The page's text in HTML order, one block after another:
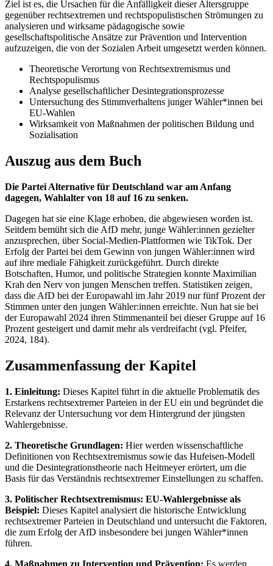
Ziel ist es, die Ursachen für die Anfälligkeit dieser Altersgruppe
gegenüber rechtsextremen und rechtspopulistischen Strömungen zu
analysieren und wirksame pädagogische sowie
gesellschaftspolitische Ansätze zur Prävention und Intervention
aufzuzeigen, die von der Sozialen Arbeit umgesetzt werden können.
Theoretische Verortung von Rechtsextremismus und
Rechtspopulismus
Analyse gesellschaftlicher Desintegrationsprozesse
Untersuchung des Stimmverhaltens junger Wähler*innen bei
EU-Wahlen
Wirksamkeit von Maßnahmen der politischen Bildung und
Sozialisation
Auszug aus dem Buch
Die Partei Alternative für Deutschland war am Anfang
dagegen, Wahlalter von 18 auf 16 zu senken.
Dagegen hat sie eine Klage erhoben, die abgewiesen worden ist.
Seitdem bemüht sich die AfD mehr, junge Wähler:innen gezielter
anzusprechen, über Social-Medien-Plattformen wie TikTok. Der
Erfolg der Partei bei dem Gewinn von jungen Wähler:innen wird
auf ihre mediale Fähigkeit zurückgeführt. Durch direkte
Botschaften, Humor, und politische Strategien konnte Maximilian
Krah den Nerv von jungen Menschen treffen. Statistiken zeigen,
dass die AfD bei der Europawahl im Jahr 2019 nur fünf Prozent der
Stimmen unter den jungen Wähler:innen erreichte. Nun hat sie bei
der Europawahl 2024 ihren Stimmenanteil bei dieser Gruppe auf 16
Prozent gesteigert und damit mehr als verdreifacht (vgl. Pfeifer,
2024, 184).
Zusammenfassung der Kapitel
1. Einleitung: Dieses Kapitel führt in die aktuelle Problematik des
Erstarkens rechtsextremer Parteien in der EU ein und begründet die
Relevanz der Untersuchung vor dem Hintergrund der jüngsten
Wahlergebnisse.
2. Theoretische Grundlagen: Hier werden wissenschaftliche
Definitionen von Rechtsextremismus sowie das Hufeisen-Modell
und die Desintegrationstheorie nach Heitmeyer erörtert, um die
Basis für das Verständnis rechtsextremer Einstellungen zu schaffen.
3. Politischer Rechtsextremismus: EU-Wahlergebnisse als
Beispiel: Dieses Kapitel analysiert die historische Entwicklung
rechtsextremer Parteien in Deutschland und untersucht die Faktoren,
die zum Erfolg der AfD insbesondere bei jungen Wähler*innen
führen.
4. Maßnahmen zu Intervention und Prävention: Es werden